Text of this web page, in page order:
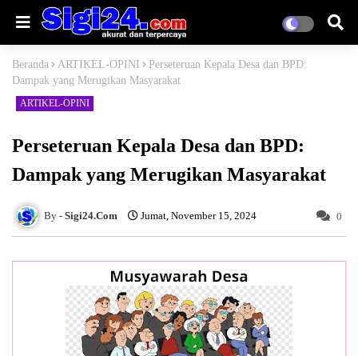
Beranda ARTIKEL-OPINI
Perseteruan Kepala Desa dan BPD:
Dampak yang Merugikan Masyarakat
ARTIKEL-OPINI
Perseteruan Kepala Desa dan BPD:
Dampak yang Merugikan Masyarakat
Sigi24.Com Jumat, November 15, 2024 0